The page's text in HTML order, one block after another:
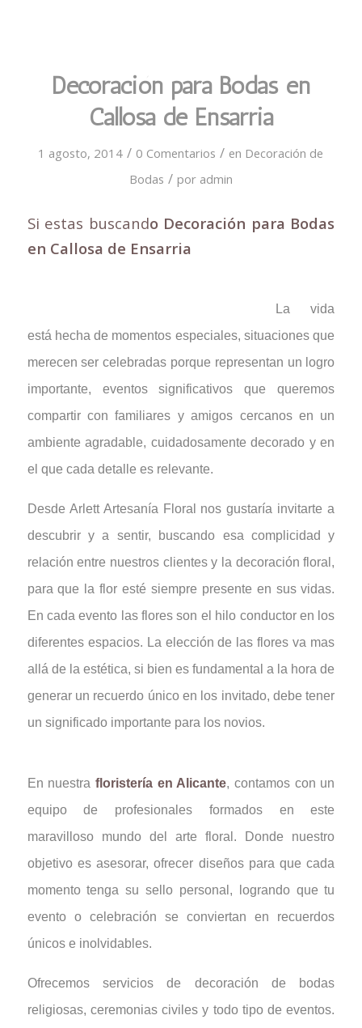
Decoración para Bodas en
Callosa de Ensarria
1 agosto, 2014 / 0 Comentarios / en Decoración de
Bodas / por admin
Si estas buscando Decoración para Bodas
en Callosa de Ensarria
La vida
está hecha de momentos especiales, situaciones que
merecen ser celebradas porque representan un logro
importante, eventos significativos que queremos
compartir con familiares y amigos cercanos en un
ambiente agradable, cuidadosamente decorado y en
el que cada detalle es relevante.
Desde Arlett Artesanía Floral nos gustaría invitarte a
descubrir y a sentir, buscando esa complicidad y
relación entre nuestros clientes y la decoración floral,
para que la flor esté siempre presente en sus vidas.
En cada evento las flores son el hilo conductor en los
diferentes espacios. La elección de las flores va mas
allá de la estética, si bien es fundamental a la hora de
generar un recuerdo único en los invitado, debe tener
un significado importante para los novios.
En nuestra floristería en Alicante, contamos con un
equipo de profesionales formados en este
maravilloso mundo del arte floral. Donde nuestro
objetivo es asesorar, ofrecer diseños para que cada
momento tenga su sello personal, logrando que tu
evento o celebración se conviertan en recuerdos
únicos e inolvidables.
Ofrecemos servicios de decoración de bodas
religiosas, ceremonias civiles y todo tipo de eventos.